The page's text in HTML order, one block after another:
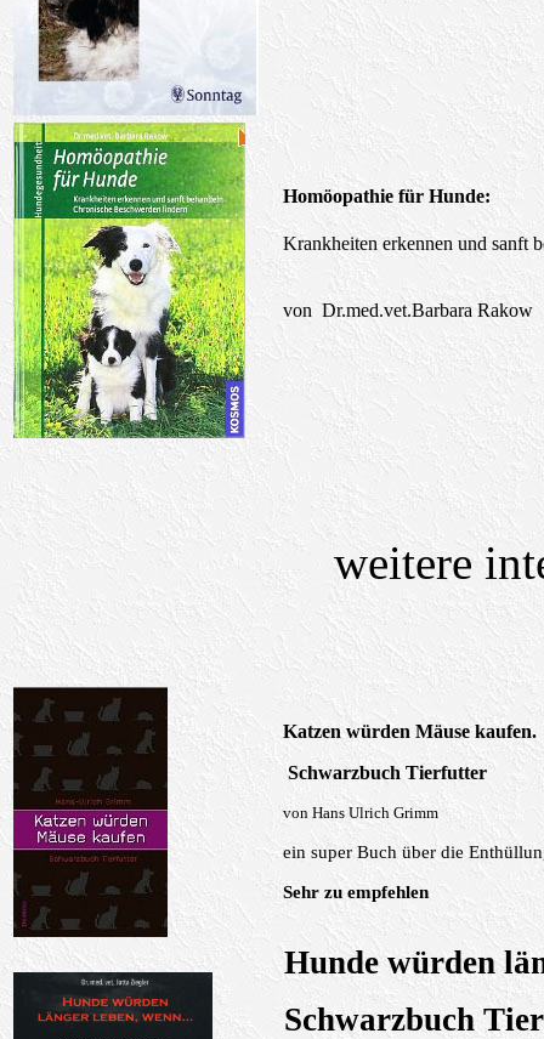
Homöopathie für Hunde:
Krankheiten erkennen und sanft
von Dr.med.vet.Barbara Rakow
weitere
Katzen würden Mäuse kaufen.
Schwarzbuch Tierfutter
von Hans Ulrich Grimm
ein super Buch über die
Sehr zu empfehlen
Hunde würden
Schwarzbuch